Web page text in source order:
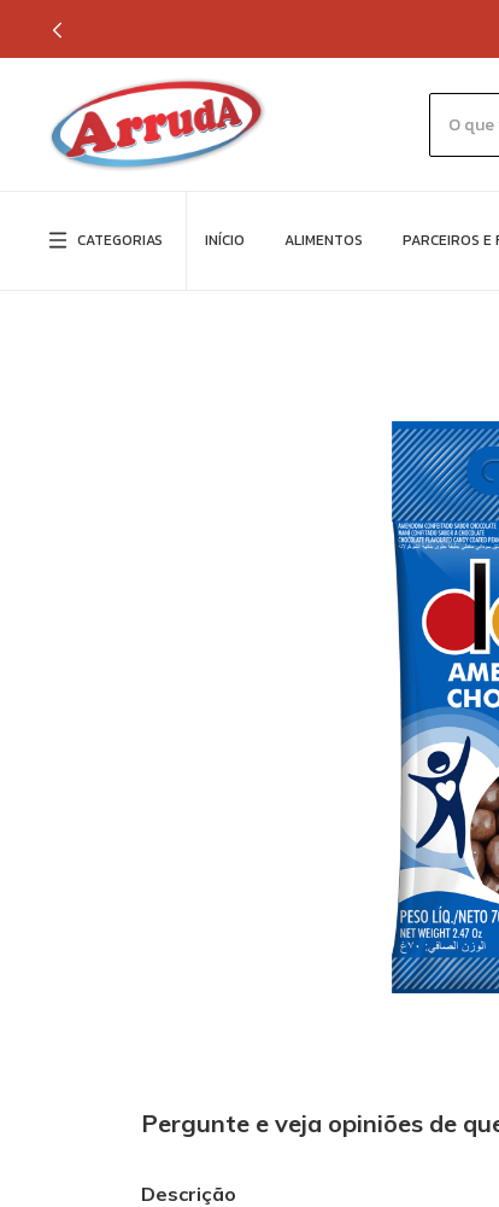
CATEGORIAS INÍCIO ALIMENTOS PARCEIROS E
Pergunte e veja opiniões de
Descrição